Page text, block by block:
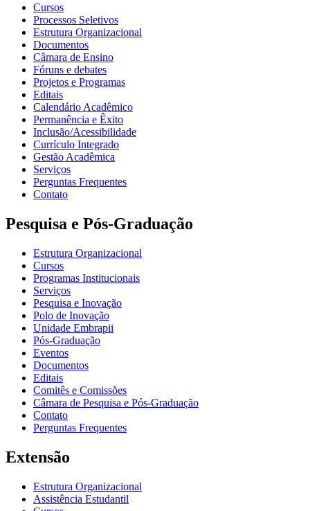
Cursos
Processos Seletivos
Estrutura Organizacional
Documentos
Câmara de Ensino
Fóruns e debates
Projetos e Programas
Editais
Calendário Acadêmico
Permanência e Êxito
Inclusão/Acessibilidade
Currículo Integrado
Gestão Acadêmica
Serviços
Perguntas Frequentes
Contato
Pesquisa e Pós-Graduação
Estrutura Organizacional
Cursos
Programas Institucionais
Serviços
Pesquisa e Inovação
Polo de Inovação
Unidade Embrapii
Pós-Graduação
Eventos
Documentos
Editais
Comitês e Comissões
Câmara de Pesquisa e Pós-Graduação
Contato
Perguntas Frequentes
Extensão
Estrutura Organizacional
Assistência Estudantil